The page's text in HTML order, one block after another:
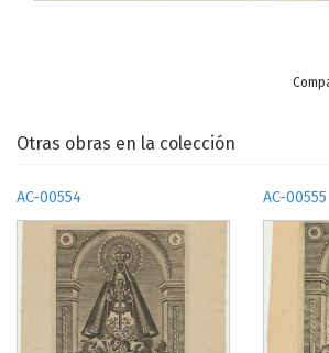
Otras obras en la colección
AC-00554 AC-00555